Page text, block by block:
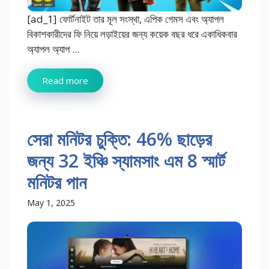
[ad_1] ফোর্টনাইট তার মূল সংস্থা, এপিক গেমস এবং অ্যাপল
বিকাশকারীদের ফি নিয়ে লড়াইয়ের জন্য কয়েক বছর ধরে একাধিকবার
অ্যাপল অ্যাপ ...
Read more
সেরা মনিটর চুক্তি: 46% ছাড়ের
জন্য 32 ইঞ্চি স্যামসাং এম 8 স্মার্ট
মনিটর পান
May 1, 2025